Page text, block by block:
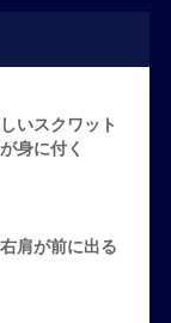
いスクワット
身に付く
肩が前に出る